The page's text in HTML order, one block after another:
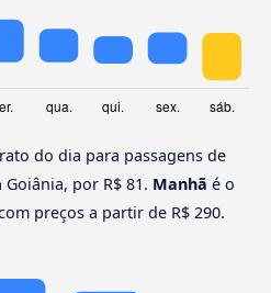
do dia para passagens de
por R$ 81. Manhã é o
preços a partir de R$ 290.